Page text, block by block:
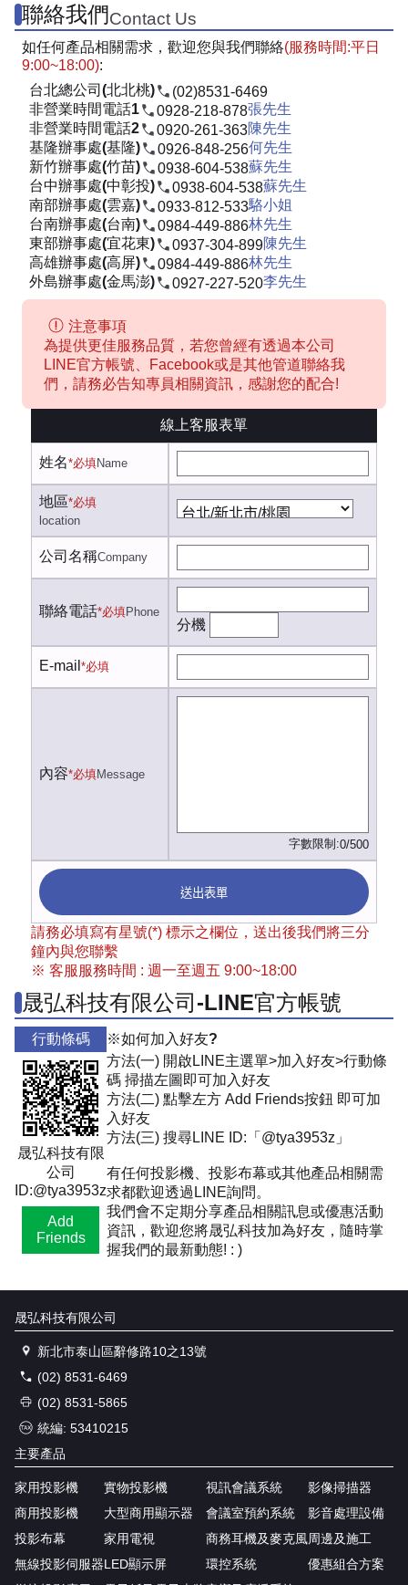
聯絡我們Contact Us
如任何產品相關需求，歡迎您與我們聯絡(服務時間:平日
9:00~18:00):
台北總公司(北北桃)
(02)8531-6469
非營業時間電話1
0928-218-878張先生
非營業時間電話2
0920-261-363陳先生
基隆辦事處(基隆)
0926-848-256何先生
新竹辦事處(竹苗)
0938-604-538蘇先生
台中辦事處(中彰投)
0938-604-538蘇先生
南部辦事處(雲嘉)
0933-812-533駱小姐
台南辦事處(台南)
0984-449-886林先生
東部辦事處(宜花東)
0937-304-899陳先生
高雄辦事處(高屏)
0984-449-886林先生
外島辦事處(金馬澎)
0927-227-520李先生
注意事項
為提供更佳服務品質，若您曾經有透過本公司
LINE官方帳號、Facebook或是其他管道聯絡我
們，請務必告知專員相關資訊，感謝您的配合!
線上客服表單
姓名*必填Name
地區*必填
location
公司名稱Company
聯絡電話*必填Phone
分機
E-mail *必填
內容*必填Message
字數限制:0/500
送出表單
請務必填寫有星號(*) 標示之欄位，送出後我們將三分
鐘內與您聯繫
※ 客服服務時間 : 週一至週五 9:00~18:00
晟弘科技有限公司-LINE官方帳號
行動條碼
晟弘科技有限
公司
ID:@tya3953z
Add
Friends
※如何加入好友?
方法(一) 開啟LINE主選單>加入好友>行動條
碼 掃描左圖即可加入好友
方法(二) 點擊左方 Add Friends按鈕 即可加
入好友
方法(三) 搜尋LINE ID:「@tya3953z」
有任何投影機、投影布幕或其他產品相關需
求都歡迎透過LINE詢問。
我們會不定期分享產品相關訊息或優惠活動
資訊，歡迎您將晟弘科技加為好友，隨時掌
握我們的最新動態! : )
晟弘科技有限公司
新北市泰山區辭修路10之13號
(02) 8531-6469
(02) 8531-5865
統編: 53410215
主要產品
家用投影機
商用投影機
投影布幕
無線投影伺服器
實物投影機
大型商用顯示器
家用電視
LED顯示屏
視訊會議系統
會議室預約系統
商務耳機及麥克風
環控系統
影像掃描器
影音處理設備
周邊及施工
優惠組合方案